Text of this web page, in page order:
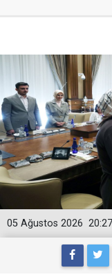
20:27
05 Ağustos 2026